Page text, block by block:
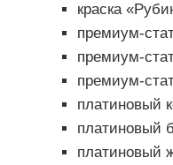
краска
премиум-
премиум-
премиум-
платиновый
платиновый
платиновый